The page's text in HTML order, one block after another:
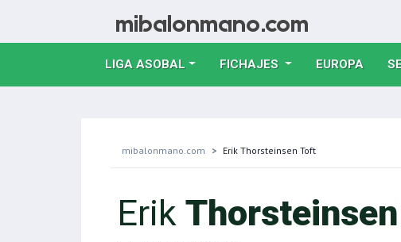
LIGA ASOBAL FICHAJES EUROPA
mibalonmano.com Erik Thorsteinsen Toft
Erik